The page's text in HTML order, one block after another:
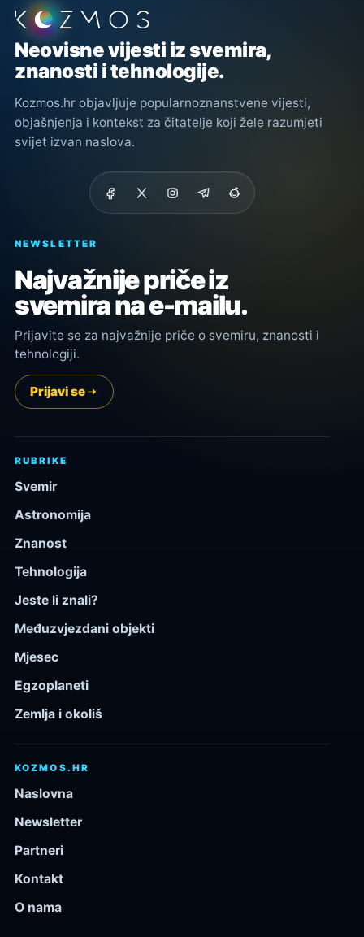
Podnožje stranice
Neovisne vijesti iz svemira,
znanosti i tehnologije.
Kozmos.hr objavljuje popularnoznanstvene vijesti,
objašnjenja i kontekst za čitatelje koji žele razumjeti
svijet izvan naslova.
NEWSLETTER
Najvažnije priče iz
svemira na e-mailu.
Prijavite se za najvažnije priče o svemiru, znanosti i
tehnologiji.
Prijavi se
RUBRIKE
Svemir
Astronomija
Znanost
Tehnologija
Jeste li znali?
Međuzvjezdani objekti
Mjesec
Egzoplaneti
Zemlja i okoliš
KOZMOS.HR
Naslovna
Newsletter
Partneri
Kontakt
O nama